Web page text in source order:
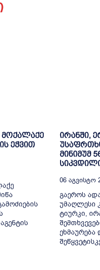
მოქალაქე
ეჭვით
ირანში,
მინიმუმ
06 Აგვისტო
გაეროს
უმაღლესი
ტიურკი,
ეხმაურება